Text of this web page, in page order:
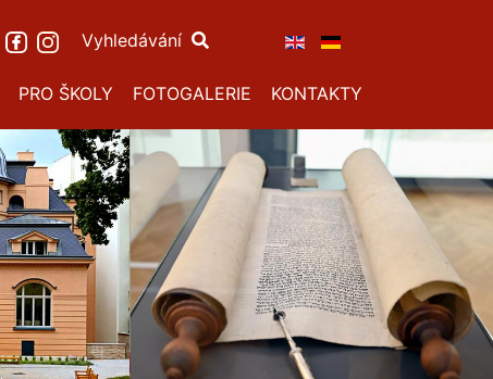
Vyhledávání
PRO ŠKOLY FOTOGALERIE KONTAKTY